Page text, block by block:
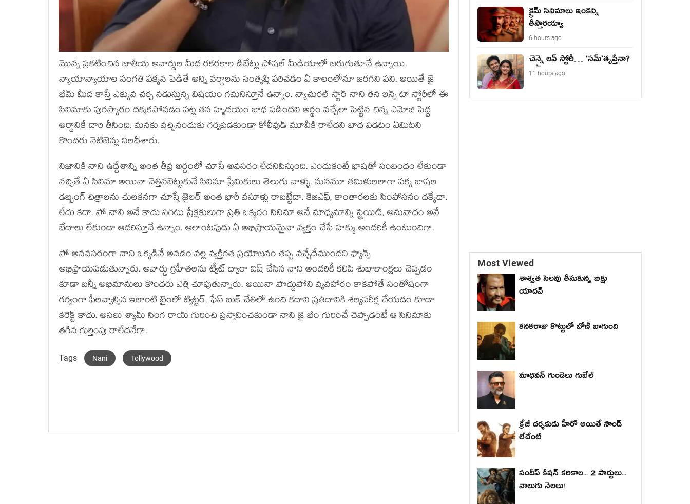
మొన్న ప్రకటించిన జాతీయ అవార్డుల మీద రకరకాల డిబేట్లు సోషల్ మీడియాలో జరుగుతూనే ఉన్నాయి.
న్యాయాన్యాయాల సంగతి పక్కన పెడితే అన్ని వర్గాలను సంతృప్తి పరిచడం ఏ కాలంలోనూ జరగని పని. అయితే జై
భీమ్ మీద కాస్తే ఎక్కువ చర్చ నడుస్తున్న విషయం గమనిస్తూనే ఉన్నాం. న్యాచురల్ స్టార్ నాని తన ఇన్స్ టా స్టోరీలో ఈ
సినిమాకు పురస్కారం దక్కకపోవడం పట్ల తన హృదయం బాధ పడిందని అర్థం వచ్చేలా పెట్టిన చిన్న ఎమోజి పెద్ద
అర్థానికే దారి తీసింది. మనకు వచ్చినందుకు గర్వపడకుండా కోలీవుడ్ మూవీకి రాలేదని బాధ పడటం ఏమిటని
కొందరు నెటిజెన్లు నిలదీశారు.
నిజానికి నాని ఉద్దేశాన్ని అంత తీవ్ర అర్థంలో చూసే అవసరం లేదనిపిస్తుంది. ఎందుకంటే భాషతో సంబంధం లేకుండా
నచ్చితే ఏ సినిమా అయినా నెత్తినబెట్టుకునే సినిమా ప్రేమికులు తెలుగు వాళ్ళు. మనమూ తమిళులలాగా పక్క బాషల
డబ్బింగ్ చిత్రాలను చులకనగా చూస్తే జైలర్ అంత భారీ వసూళ్లు రాబట్టేదా. కెజిఎఫ్, కాంతారలకు సింహాసనం దక్కేదా.
లేదు కదా. సో నాని అనే కాదు సగటు ప్రేక్షకులుగా ప్రతి ఒక్కరం సినిమా అనే మాధ్యమాన్ని స్ట్రెయిట్, అనువాదం అనే
భేదాలు లేకుండా ఆదరిస్తూనే ఉన్నాం. అలాంటపుడు ఏ అభిప్రాయమైనా వ్యక్తం చేసే హక్కు అందరికీ ఉంటుందిగా.
సో అనవసరంగా నాని ఒక్కడినే అనడం వల్ల వ్యక్తిగత ప్రయోజనం తప్ప వచ్చేదేముందని ఫ్యాన్స్
అభిప్రాయపడుతున్నారు. అవార్డు గ్రహీతలను ట్వీట్ ద్వారా విష్ చేసిన నాని అందరికీ కలిపి శుభాకాంక్షలు చెప్పడం
కూడా బన్నీ అభిమానులు కొందరు ఎత్తి చూపుతున్నారు. అయినా పొద్దుపోని వ్యవహారం కాకపోతే సంతోషంగా
గర్వంగా ఫీలవ్వాల్సిన ఇలాంటి టైంలో ట్విట్టర్, ఫేస్ బుక్ చేతిలో ఉంది కదాని ప్రతిదానికి శల్యపరీక్ష చేయడం కూడా
కరెక్ట్ కాదు. అసలు శ్యామ్ సింగ రాయ్ గురించి ప్రస్తావించకుండా నాని జై భీం గురించే చెప్పాడంటే ఆ సినిమాకు
తగిన గుర్తింపు రాలేదనేగా.
Tags Nani Tollywood
క్రైమ్ సినిమాలు ఇంకెన్ని
తీస్తారయ్యా
6 hours ago
చెన్నై లవ్ స్టోరీ… ‘సమ్’తృప్తేనా?
11 hours ago
Most Viewed
శాశ్వత సెలవు తీసుకున్న బిక్షు
యాదవ్
కనకరాజు కొట్టులో బోణీ బాగుంది
మాధ‌వ‌న్ గుండెలు గుబేల్‌
క్రేజీ దర్శకుడు హీరో అయితే సౌండ్
లేదేంటి
సందీప్ కిషన్ కరికాల... 2 పార్టులు...
నాలుగు నెలలు!